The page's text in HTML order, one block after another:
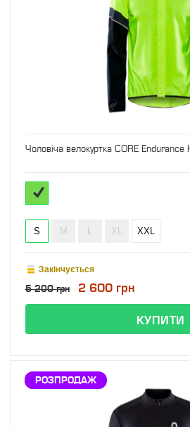
Чоловіча велокуртка CORE Endurance
S M L XL XXL
Закінчується
5 200 грн 2 600 грн
ЗНИЖКА
РОЗПРОДАЖ